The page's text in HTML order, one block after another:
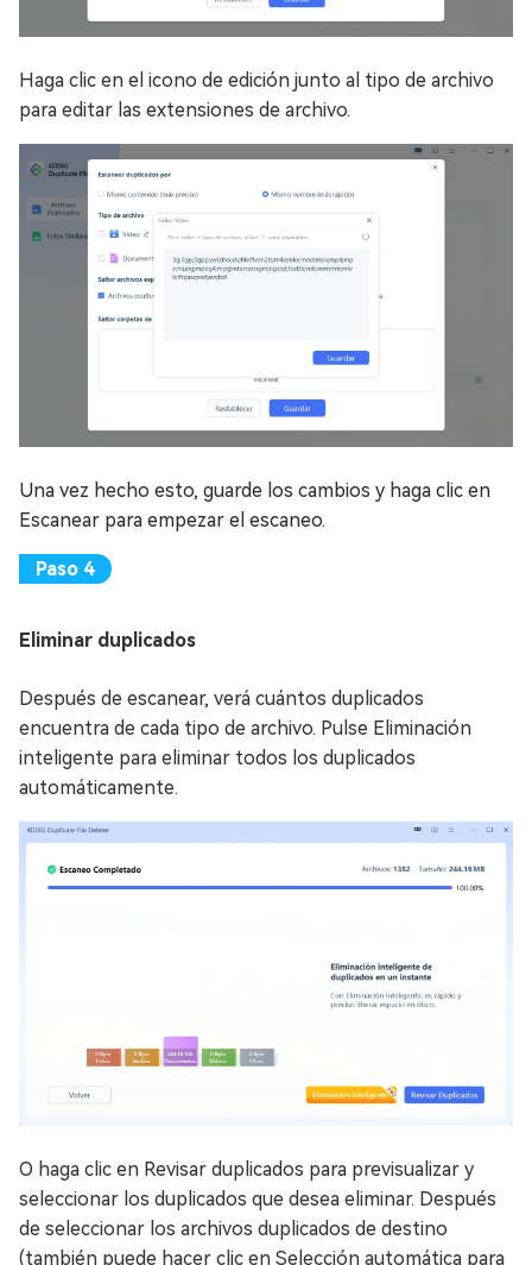
Haga clic en el icono de edición junto al tipo de archivo
para editar las extensiones de archivo.
Una vez hecho esto, guarde los cambios y haga clic en
Escanear para empezar el escaneo.
Eliminar duplicados
Después de escanear, verá cuántos duplicados
encuentra de cada tipo de archivo. Pulse Eliminación
inteligente para eliminar todos los duplicados
automáticamente.
O haga clic en Revisar duplicados para previsualizar y
seleccionar los duplicados que desea eliminar. Después
de seleccionar los archivos duplicados de destino
(también puede hacer clic en Selección automática para